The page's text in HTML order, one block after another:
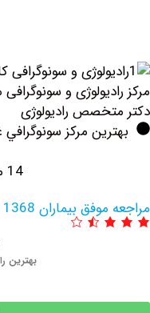
و سونوگرافی
رادیولوژی
مرکز سونوگرافي
بیماران 1368
بهترین راههای